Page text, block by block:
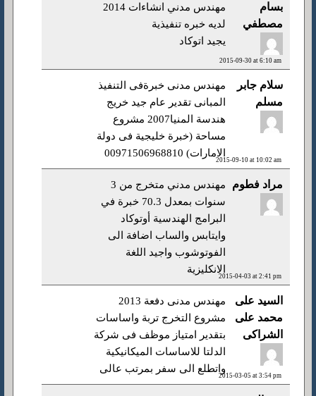
بسام
مصطفي
2015-09-30 at 6:10 am
مهندس مدني انشاءات 2014
لديه خبره تنفيذية
يجيد اتوكاد
سلام جابر
مسلم
2015-09-10 at 10:02 am
مهندس مدنى خبرةفى التنفيذ
المبانى تقدير عام جيد خريج
هندسة المنيا2007 مشروع
مساحة (خبرة خليجية فى دولة
الامارات) 00971506968810
مراد فطوم
2015-04-03 at 2:41 pm
مهندس مدني متخرج من 3
سنوات بمعدل 70.3 خبرة في
البرامج الهندسية أوتوكاد
وايتابس والساب اضافة الى
الفوتوشوب واجيد اللغة
الانكليزية
السيد على
محمد على
الشراكى
2015-03-05 at 3:54 pm
مهندس مدنى دفعة 2013
مشروع التخرج تربة واساسات
بتقدير امتياز موظف فى شركة
الدلتا للاساسات الميكانيكية
واتطلع الى سفر بمرتب عالى